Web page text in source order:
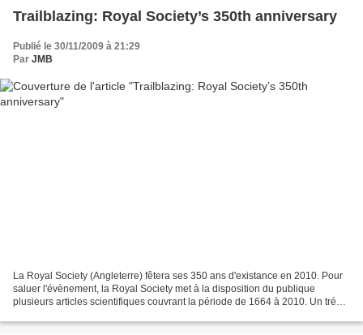
Trailblazing: Royal Society’s 350th anniversary
Publié le 30/11/2009 à 21:29
Par JMB
La Royal Society (Angleterre) fêtera ses 350 ans d'existance en 2010. Pour
saluer l'évènement, la Royal Society met à la disposition du publique
plusieurs articles scientifiques couvrant la période de 1664 à 2010. Un trésor